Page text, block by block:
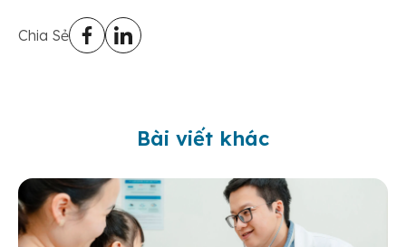
Chia Sẻ
Bài viết khác